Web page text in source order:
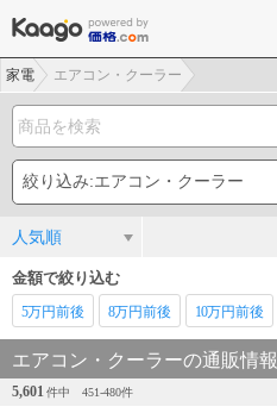
家電 エアコン・クーラー
人気順
金額で絞り込む
5万円前後 8万円前後 10万円前後
エアコン・クーラーの通販情報
5,601件中 451-480件